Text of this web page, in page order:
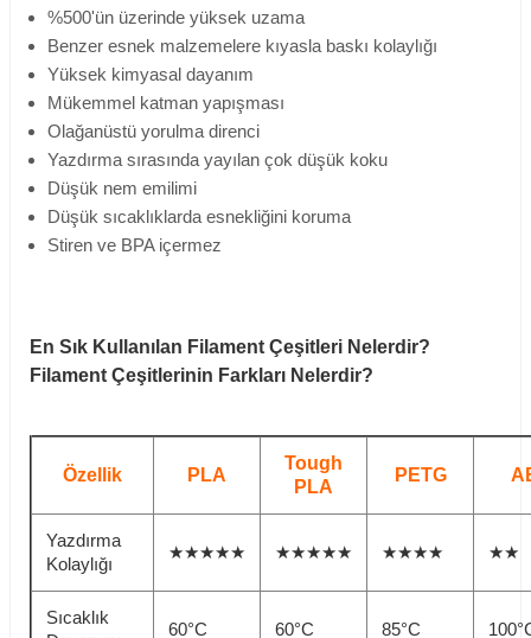
%500'ün üzerinde yüksek uzama
Benzer esnek malzemelere kıyasla baskı kolaylığı
Yüksek kimyasal dayanım
Mükemmel katman yapışması
Olağanüstü yorulma direnci
Yazdırma sırasında yayılan çok düşük koku
Düşük nem emilimi
Düşük sıcaklıklarda esnekliğini koruma
Stiren ve BPA içermez
En Sık Kullanılan Filament Çeşitleri Nelerdir?
Filament Çeşitlerinin Farkları Nelerdir?
Özellik PLA
Tough
PLA
PETG
Yazdırma
Kolaylığı
★★★★★ ★★★★★ ★★★★ ★★
Sıcaklık
60°C 60°C 85°C